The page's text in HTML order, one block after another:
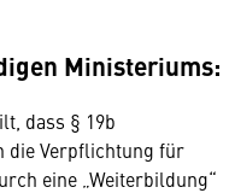
Ministeriums:
dass § 19b
die Verpflichtung für
eine „Weiterbildung“